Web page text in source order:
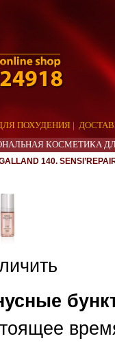
ПОХУДЕНИЯ |
КОСМЕТИКА
140.